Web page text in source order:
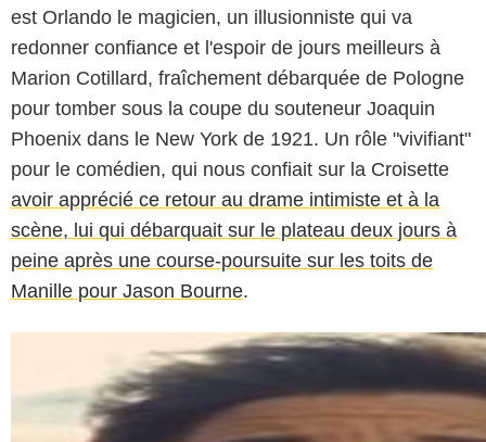
est Orlando le magicien, un illusionniste qui va
redonner confiance et l'espoir de jours meilleurs à
Marion Cotillard, fraîchement débarquée de Pologne
pour tomber sous la coupe du souteneur Joaquin
Phoenix dans le New York de 1921. Un rôle "vivifiant"
pour le comédien, qui nous confiait sur la Croisette
avoir apprécié ce retour au drame intimiste et à la
scène, lui qui débarquait sur le plateau deux jours à
peine après une course-poursuite sur les toits de
Manille pour Jason Bourne.